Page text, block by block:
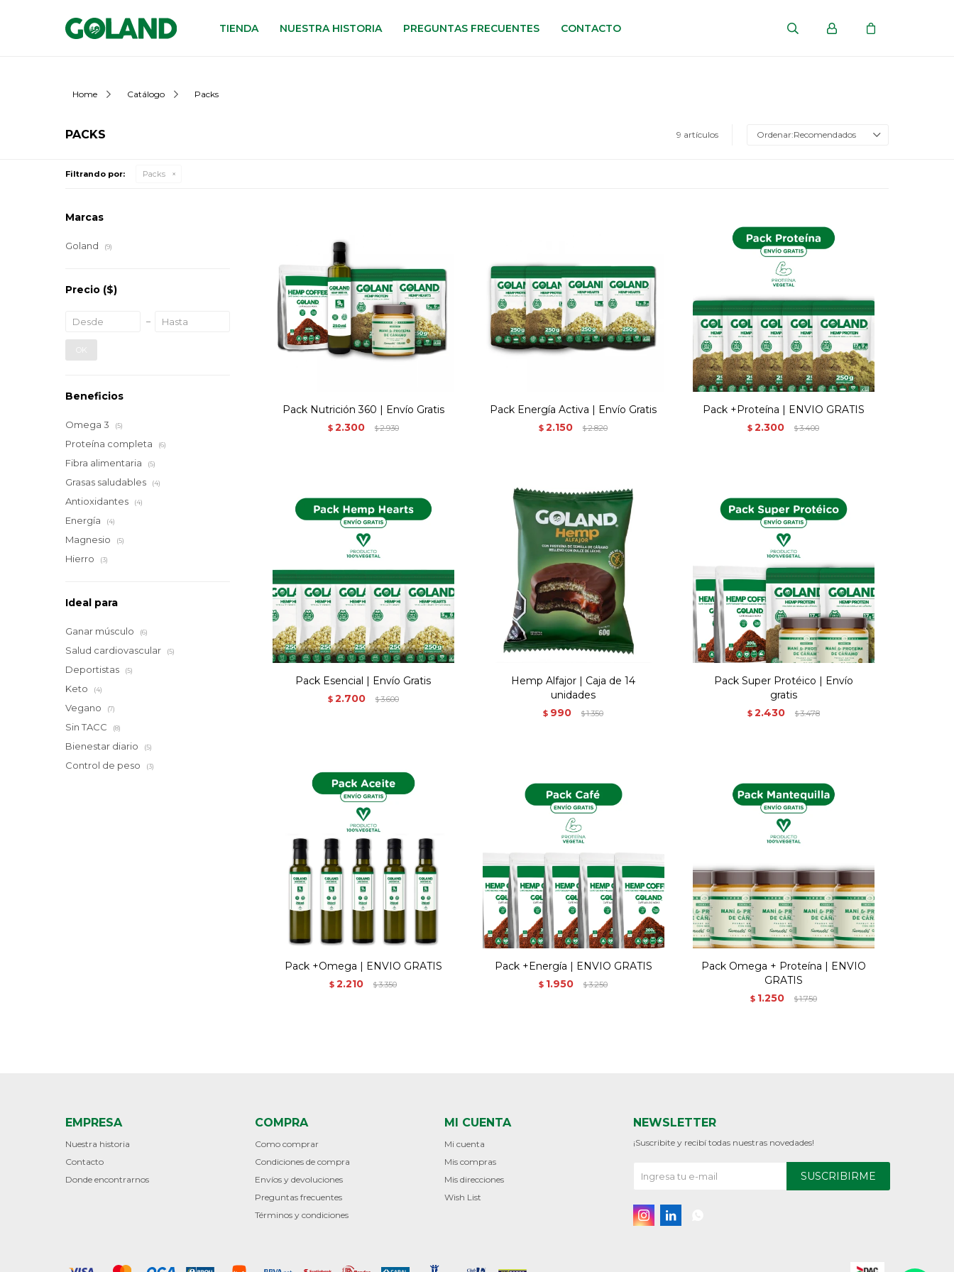
TIENDA NUESTRA HISTORIA PREGUNTAS FRECUENTES CONTACTO
Home Catálogo Packs
PACKS 9 artículos Recomendados
Filtrando por: Packs
Pack Nutrición 360 | Envío Gratis
$ 2.300 $2.930
Pack Energía Activa | Envío Gratis
$ 2.150 $2.820
Pack +Proteína | ENVIO GRATIS
$ 2.300 $3.400
Pack Esencial | Envío Gratis
$ 2.700 $3.600
Hemp Alfajor | Caja de 14
unidades
$ 990 $1.350
Pack Super Protéico | Envío
gratis
$ 2.430 $3.478
Pack +Omega | ENVIO GRATIS
$ 2.210 $3.350
Pack +Energía | ENVIO GRATIS
$ 1.950 $3.250
Pack Omega + Proteína | ENVIO
GRATIS
$ 1.250 $1.750
Marcas
Goland (9)
Precio ($)
OK
Beneficios
Omega 3 (5)
Proteína completa (6)
Fibra alimentaria (5)
Grasas saludables (4)
Antioxidantes (4)
Energía (4)
Magnesio (5)
Hierro (3)
Ideal para
Ganar músculo (6)
Salud cardiovascular (5)
Deportistas (5)
Keto (4)
Vegano (7)
Sin TACC (8)
Bienestar diario (5)
Control de peso (3)
EMPRESA
Nuestra historia
Contacto
Donde encontrarnos
COMPRA
Como comprar
Condiciones de compra
Envíos y devoluciones
Preguntas frecuentes
Términos y condiciones
MI CUENTA
Mi cuenta
Mis compras
Mis direcciones
Wish List
NEWSLETTER
¡Suscribite y recibí todas nuestras novedades!
SUSCRIBIRME
 